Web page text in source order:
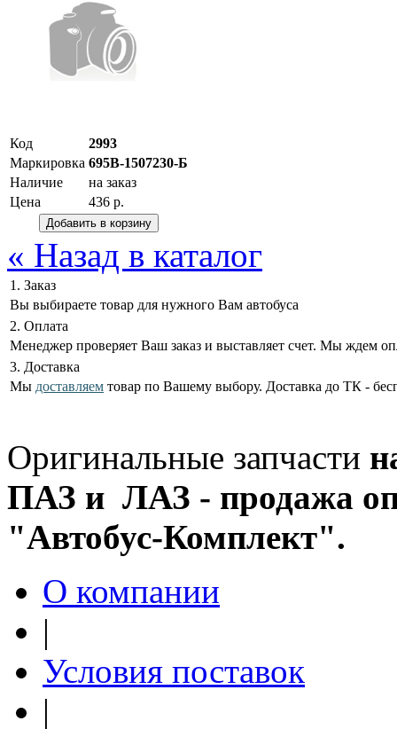
Код
2993
Маркировка 695В-1507230-Б
Наличие
на заказ
Цена
436 р.
« Назад в каталог
1. Заказ
Вы выбираете товар для нужного Вам автобуса
2. Оплата
Менеджер проверяет Ваш заказ и выставляет счет. Мы ждем
3. Доставка
Мы доставляем товар по Вашему выбору. Доставка до ТК -
Оригинальные запчасти
ПАЗ и ЛАЗ - продажа
"Автобус-Комплект".
О компании
|
Условия поставок
|